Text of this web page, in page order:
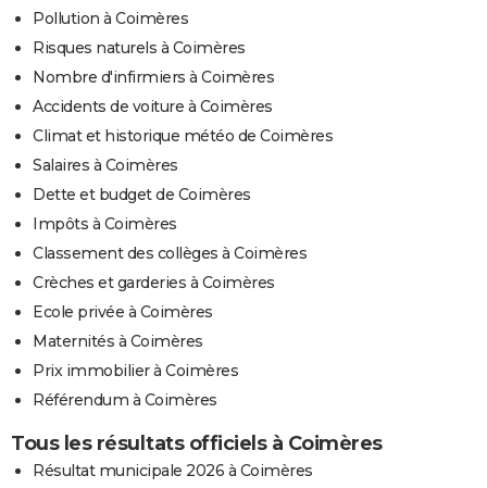
Pollution à Coimères
Risques naturels à Coimères
Nombre d'infirmiers à Coimères
Accidents de voiture à Coimères
Climat et historique météo de Coimères
Salaires à Coimères
Dette et budget de Coimères
Impôts à Coimères
Classement des collèges à Coimères
Crèches et garderies à Coimères
Ecole privée à Coimères
Maternités à Coimères
Prix immobilier à Coimères
Référendum à Coimères
Tous les résultats officiels à Coimères
Résultat municipale 2026 à Coimères